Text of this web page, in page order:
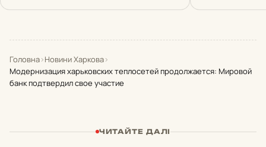
Головна›Новини Харкова›
Модернизация харьковских теплосетей продолжается: Мировой
банк подтвердил свое участие
ЧИТАЙТЕ ДАЛІ